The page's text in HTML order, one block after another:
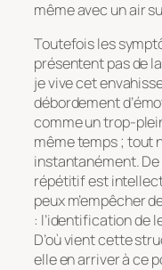
même avec un air
Toutefois les
présentent pas de
je vive cet
débordement
comme un trop-
même temps ; tout
instantanément.
répétitif est
peux m’empêcher
: l’identification de
D’où vient cette
elle en arriver à ce